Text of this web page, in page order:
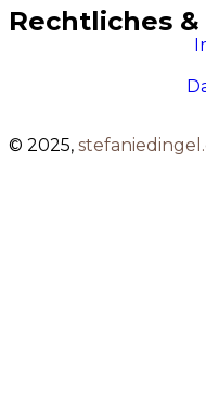
Rechtliches
© 2025,